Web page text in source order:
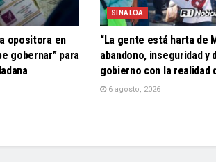
opositora en
gobernar” para
SINALOA
“La gente está harta de
abandono, inseguridad y
gobierno con la realidad
6 agosto, 2026